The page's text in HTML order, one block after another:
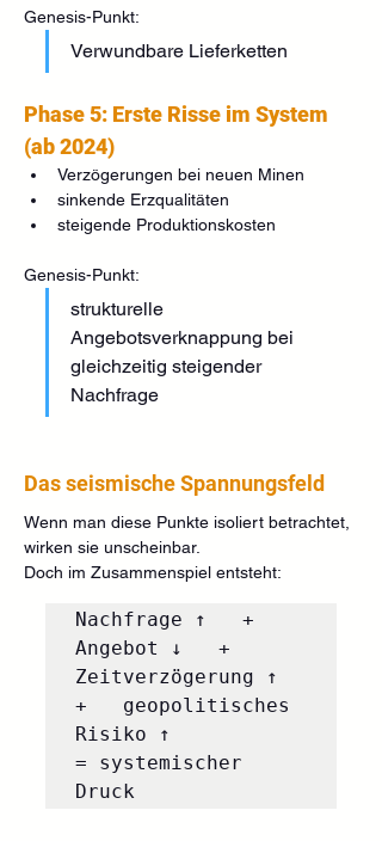
Genesis-Punkt:
Verwundbare Lieferketten
Phase 5: Erste Risse im System
(ab 2024)
Verzögerungen bei neuen Minen
sinkende Erzqualitäten
steigende Produktionskosten
Genesis-Punkt:
strukturelle
Angebotsverknappung bei
gleichzeitig steigender
Nachfrage
Das seismische Spannungsfeld
Wenn man diese Punkte isoliert betrachtet,
wirken sie unscheinbar.
Doch im Zusammenspiel entsteht:
Nachfrage ↑   +
Angebot ↓   +
Zeitverzögerung ↑
+   geopolitisches
Risiko ↑
= systemischer